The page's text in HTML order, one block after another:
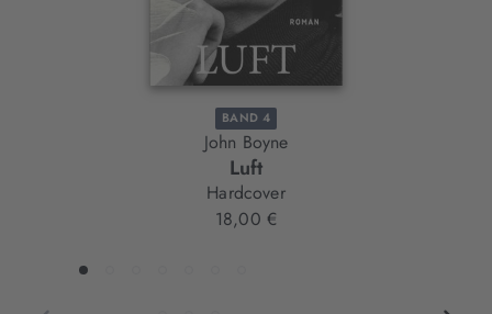
BAND 4
John Boyne
Luft
Hardcover
18,00 €